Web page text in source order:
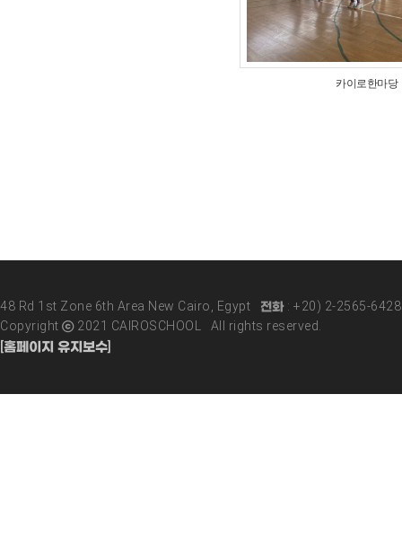
카이로한마당
48 Rd 1st Zone 6th Area New Cairo, Egypt 전화 : +20) 2-2565-
Copyright ⓒ 2021 CAIROSCHOOL All rights reserved.
[홈페이지 유지보수]